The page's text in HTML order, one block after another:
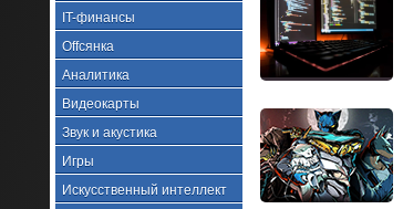
IT-финансы
Offсянка
Аналитика
Видеокарты
Звук и акустика
Игры
Искусственный интеллект